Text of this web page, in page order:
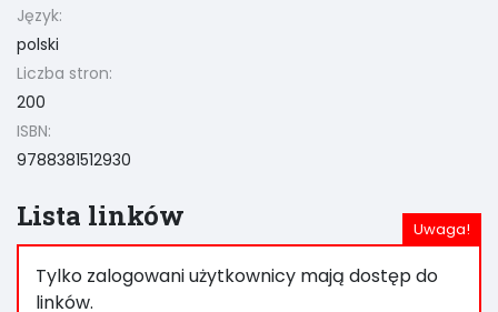
Język:
polski
Liczba stron:
200
ISBN:
9788381512930
Lista linków
Tylko zalogowani użytkownicy mają dostęp do
linków.